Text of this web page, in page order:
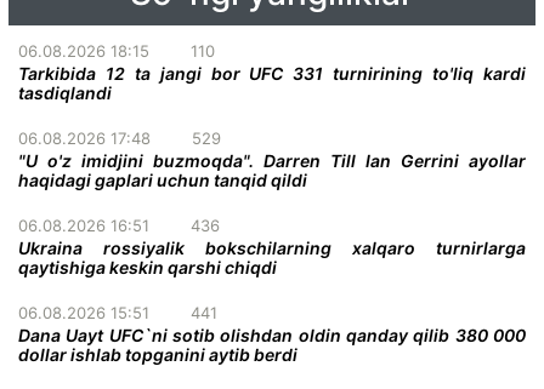
06.08.2026 18:15 110
Tarkibida 12 ta jangi bor UFC 331 turnirining to'liq kardi
tasdiqlandi
06.08.2026 17:48 529
"U o'z imidjini buzmoqda". Darren Till Ian Gerrini ayollar
haqidagi gaplari uchun tanqid qildi
06.08.2026 16:51 436
Ukraina rossiyalik bokschilarning xalqaro turnirlarga
qaytishiga keskin qarshi chiqdi
06.08.2026 15:51 441
Dana Uayt UFC`ni sotib olishdan oldin qanday qilib 380 000
dollar ishlab topganini aytib berdi